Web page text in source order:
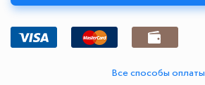
Все способы оплаты